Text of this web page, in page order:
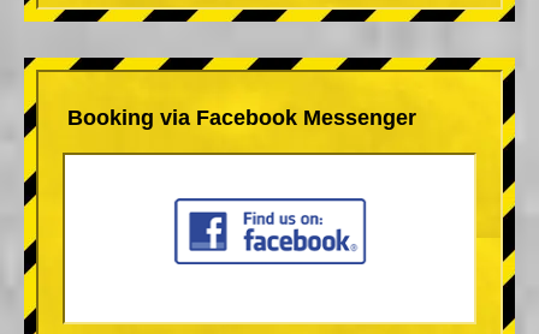
Booking via Facebook Messenger